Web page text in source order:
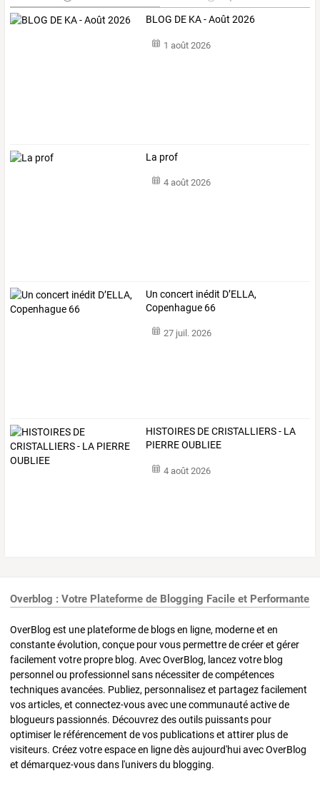
BLOG DE KA - Août 2026
1 août 2026
La prof
4 août 2026
Un concert inédit D’ELLA,
Copenhague 66
27 juil. 2026
HISTOIRES DE CRISTALLIERS - LA
PIERRE OUBLIEE
4 août 2026
Overblog : Votre Plateforme de Blogging Facile et Performante
OverBlog est une plateforme de blogs en ligne, moderne et en
constante évolution, conçue pour vous permettre de créer et gérer
facilement votre propre blog. Avec OverBlog, lancez votre blog
personnel ou professionnel sans nécessiter de compétences
techniques avancées. Publiez, personnalisez et partagez facilement
vos articles, et connectez-vous avec une communauté active de
blogueurs passionnés. Découvrez des outils puissants pour
optimiser le référencement de vos publications et attirer plus de
visiteurs. Créez votre espace en ligne dès aujourd'hui avec OverBlog
et démarquez-vous dans l'univers du blogging.